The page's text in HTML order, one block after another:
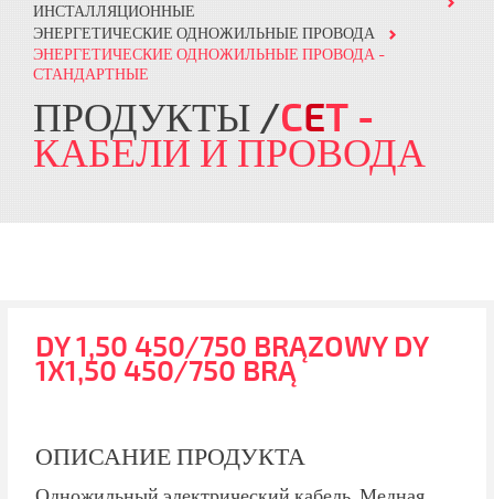
ИНСТАЛЛЯЦИОННЫЕ
ЭНЕРГЕТИЧЕСКИЕ ОДНОЖИЛЬНЫЕ ПРОВОДА
ЭНЕРГЕТИЧЕСКИЕ ОДНОЖИЛЬНЫЕ ПРОВОДА -
СТАНДАРТНЫЕ
ПРОДУКТЫ CET -
КАБЕЛИ И ПРОВОДА
DY 1,50 450/750 BRĄZOWY DY
1X1,50 450/750 BRĄ
ОПИСАНИЕ ПРОДУКТА